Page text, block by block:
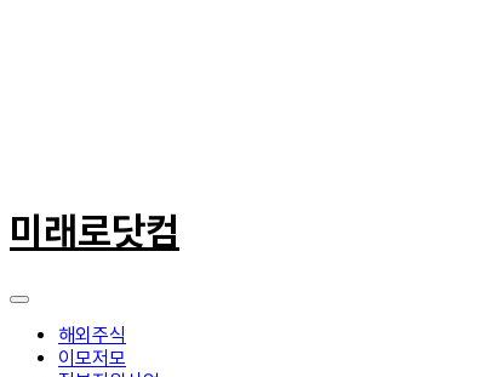
텐
츠
너
미래로닷컴
해외주식
이모저모